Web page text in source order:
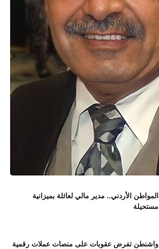
المواطن الأردني.. مدير مالي لعائلة بميزانية
مستحيلة
واشنطن تفرض عقوبات على منصات عملات رقمية